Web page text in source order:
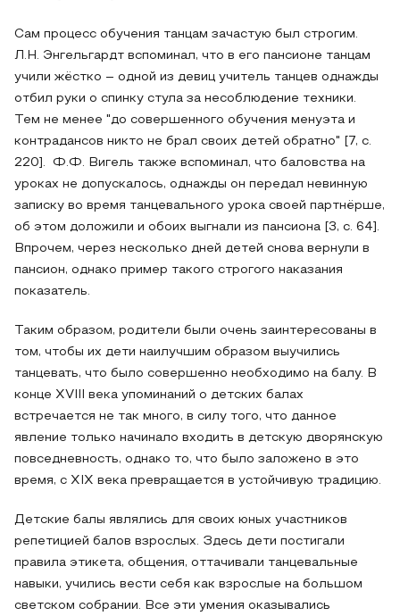
Сам процесс обучения танцам зачастую был строгим.
Л.Н. Энгельгардт вспоминал, что в его пансионе танцам
учили жёстко – одной из девиц учитель танцев однажды
отбил руки о спинку стула за несоблюдение техники.
Тем не менее "до совершенного обучения менуэта и
контрадансов никто не брал своих детей обратно" [7, с.
220]. Ф.Ф. Вигель также вспоминал, что баловства на
уроках не допускалось, однажды он передал невинную
записку во время танцевального урока своей партнёрше,
об этом доложили и обоих выгнали из пансиона [3, с. 64].
Впрочем, через несколько дней детей снова вернули в
пансион, однако пример такого строгого наказания
показатель.
Таким образом, родители были очень заинтересованы в
том, чтобы их дети наилучшим образом выучились
танцевать, что было совершенно необходимо на балу. В
конце XVIII века упоминаний о детских балах
встречается не так много, в силу того, что данное
явление только начинало входить в детскую дворянскую
повседневность, однако то, что было заложено в это
время, с XIX века превращается в устойчивую традицию.
Детские балы являлись для своих юных участников
репетицией балов взрослых. Здесь дети постигали
правила этикета, общения, оттачивали танцевальные
навыки, учились вести себя как взрослые на большом
светском собрании. Все эти умения оказывались